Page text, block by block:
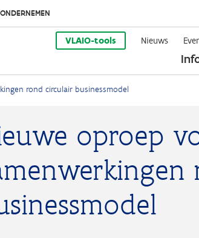
VLAIO-tools Nieuws
rond circulair businessmodel
oproep